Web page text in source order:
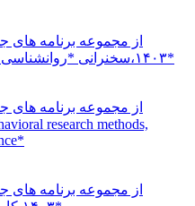
از مجموعه برنامه
۱۴۰۳،سخنرانی *روانشناسی بالینی جامعه نگر: چیستی و چرایی؟*
از مجموعه برنامه
از مجموعه برنامه